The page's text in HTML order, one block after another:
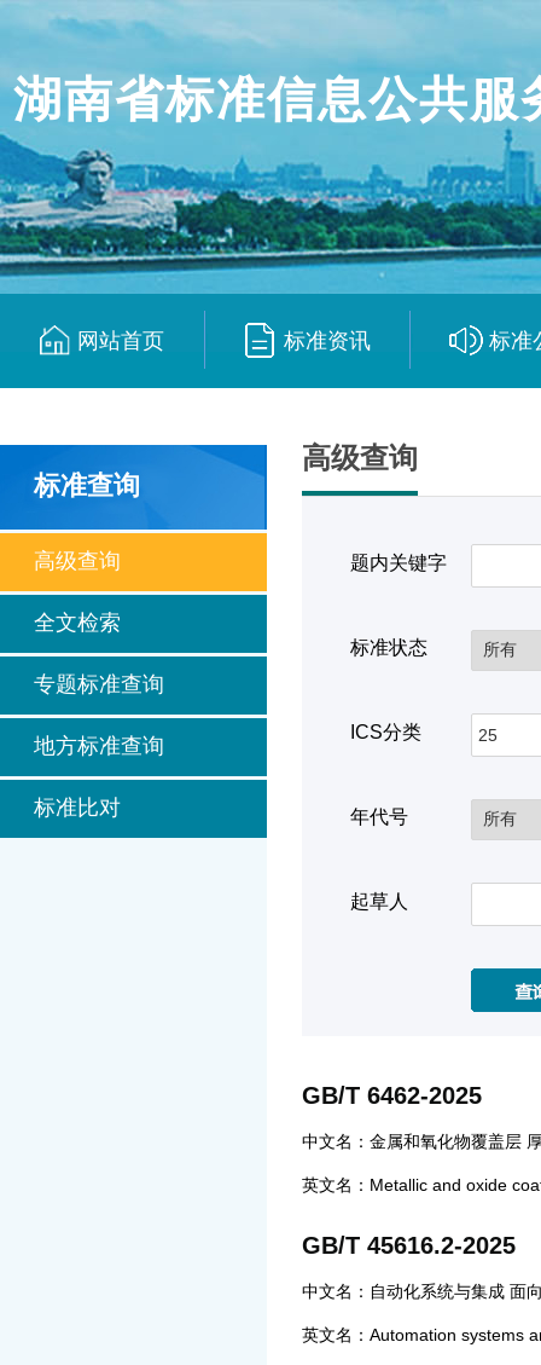
湖南省标准信息公共服
网站首页 标准资讯 标准
标准查询
高级查询
全文检索
专题标准查询
地方标准查询
标准比对
高级查询
题内关键字
标准状态
ICS分类
年代号
起草人
GB/T 6462-2025
中文名：金属和氧化物覆盖层
英文名：Metallic and oxide
GB/T 45616.2-2025
中文名：自动化系统与集成 面
英文名：Automation systems